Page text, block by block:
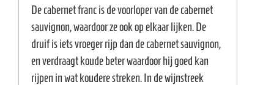
De cabernet franc is de voorloper van de cabernet
sauvignon, waardoor ze ook op elkaar lijken. De
druif is iets vroeger rijp dan de cabernet sauvignon,
en verdraagt koude beter waardoor hij goed kan
rijpen in wat koudere streken. In de wijnstreek